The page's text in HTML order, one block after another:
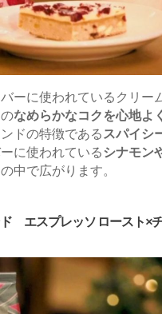
ーに使われているクリー
なめらかなコクを心地よ
ドの特徴である スパイシ
に使われている シナモン
中で広がります。
エスプレッソ ロースト×